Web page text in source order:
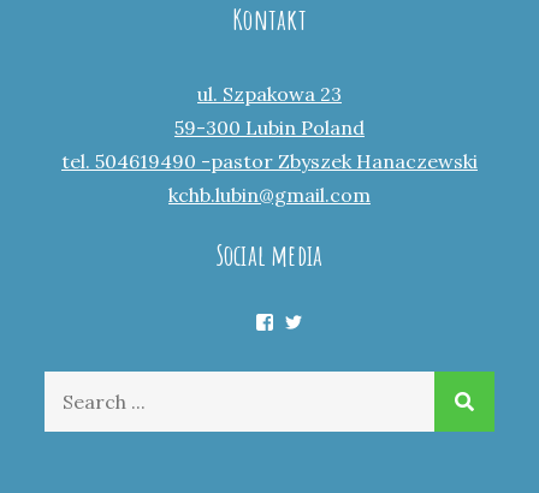
Kontakt
ul. Szpakowa 23
59-300 Lubin Poland
tel. 504619490 -pastor Zbyszek Hanaczewski
kchb.lubin@gmail.com
Social media
Facebook